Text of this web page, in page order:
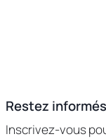
Restez informés
Inscrivez-vous